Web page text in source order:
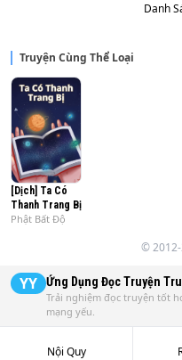
“Ba thứ có thể khiến đế
“Là kiếm; là vi thần và là
Danh
Truyện Cùng Thể Loại
[Dịch] Ta Có
Thanh Trang Bị
Phật Bất Độ
© 2012-
YY Ứng Dụng Đọc Truyện
Trải nghiệm đọc truyện tốt
mạng yếu.
Nội Quy